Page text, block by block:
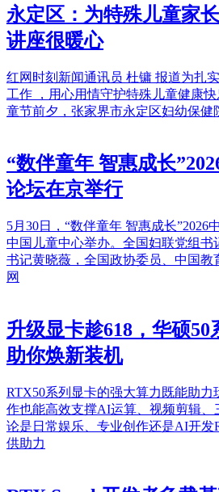
永定区：为特殊儿童家
讲座很暖心
红网时刻新闻通讯员 杜镛 报道为扎
工作 ，用心用情守护特殊儿童健康
童节前夕，张家界市永定区妇幼保健
“数伴童年 智惠成长
论坛在京举行
5月30日，“数伴童年 智惠成长”2026
中国儿童中心举办。全国妇联党组书
书记黄晓薇，全国政协委员、中国教
网
升级显卡趁618，华硕50
助你焕新装机
RTX50系列显卡的强大算力既能助力
作也能高效支撑AI运算、视频剪辑、
论是日常娱乐、专业创作还是AI开发
供助力